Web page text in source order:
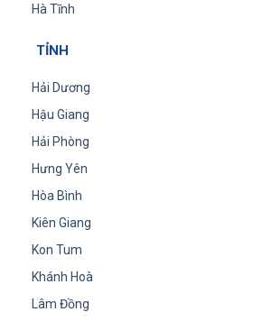
Hà Tĩnh
TỈNH
Hải Dương
Hậu Giang
Hải Phòng
Hưng Yên
Hòa Bình
Kiên Giang
Kon Tum
Khánh Hoà
Lâm Đồng